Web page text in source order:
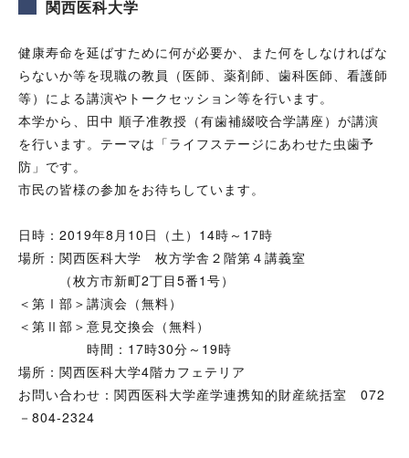
関西医科大学
健康寿命を延ばすために何が必要か、また何をしなければな
らないか等を現職の教員（医師、薬剤師、歯科医師、看護師
等）による講演やトークセッション等を行います。
本学から、田中 順子准教授（有歯補綴咬合学講座）が講演
を行います。テーマは「ライフステージにあわせた虫歯予
防」です。
市民の皆様の参加をお待ちしています。
日時：2019年8月10日（土）14時～17時
場所：関西医科大学 枚方学舎２階第４講義室
（枚方市新町2丁目5番1号）
＜第Ⅰ部＞講演会（無料）
＜第Ⅱ部＞意見交換会（無料）
時間：17時30分～19時
場所：関西医科大学4階カフェテリア
お問い合わせ：関西医科大学産学連携知的財産統括室 072
－804-2324